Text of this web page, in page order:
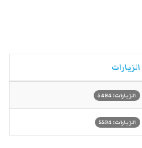
الزيارات
الزيارات: 5484
الزيارات: 5534